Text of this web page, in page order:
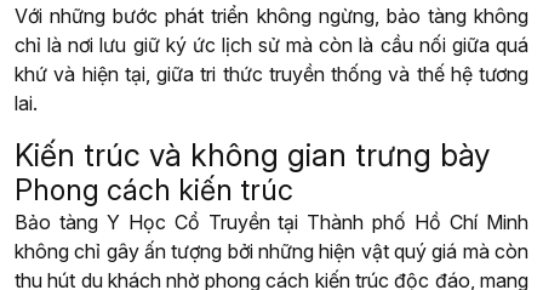
Với những bước phát triển không ngừng, bảo tàng không
chỉ là nơi lưu giữ ký ức lịch sử mà còn là cầu nối giữa quá
khứ và hiện tại, giữa tri thức truyền thống và thế hệ tương
lai.
Kiến trúc và không gian trưng bày
Phong cách kiến trúc
Bảo tàng Y Học Cổ Truyền tại Thành phố Hồ Chí Minh
không chỉ gây ấn tượng bởi những hiện vật quý giá mà còn
thu hút du khách nhờ phong cách kiến trúc độc đáo, mang